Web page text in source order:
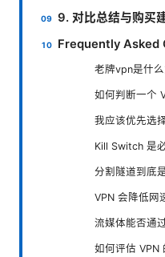
9. 对比总结与购买
Frequently Asked
老牌vpn是什么
如何判断一个
我应该优先选
Kill Switch 是
分割隧道到底
VPN 会降低网
流媒体能否通
如何评估 VPN